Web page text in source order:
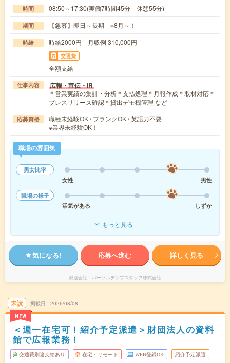
時間 08:50～17:30(実働7時間45分 休憩55分)
期間 【急募】即日～長期 ※8月～！
時給 時給2000円 月収例 310,000円
交通費
全額支給
仕事内容 広報・宣伝・IR
＊営業実績の集計・分析＊支払処理＊月報作成＊取材対応＊
プレスリリース確認＊貸出デモ機管理 など
応募資格
職種未経験OK / ブランクOK / 英語力不要
※業界未経験OK！
職場の雰囲気
男女比率
女性
男性
職場の様子
活気がある
しずか
もっと見る
気になる! 応募へ進む 詳しく見る
派遣会社 パーソルテンプスタッフ株式会社
未読
NEW
掲載日 2026/08/08
＜週一在宅可！紹介予定派遣＞財団法人の資料
館で広報業務！
交通費別途支給あり 在宅・リモート WEB登録OK 紹介予定派遣